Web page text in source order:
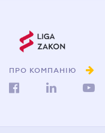
ПРО КОМПАНІЮ